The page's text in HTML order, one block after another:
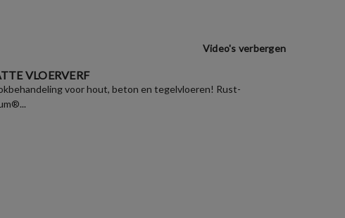
Video's verbergen
VLOERVERF
voor hout, beton en tegelvloeren! Rust-